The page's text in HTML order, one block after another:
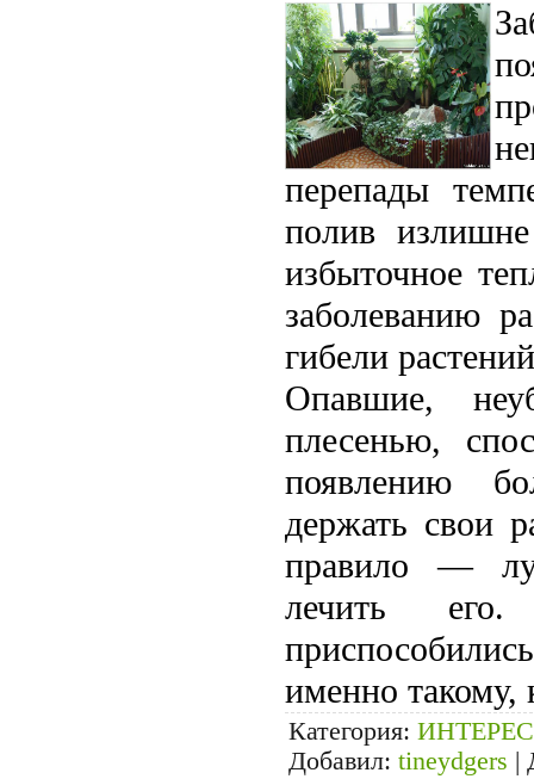
перепады
полив
избыточное
заболеванию
гибели
Опавшие,
плесенью,
появлению
держать свои
правило —
лечить его.
именно такому,
Категория:
Добавил: tineydgers |